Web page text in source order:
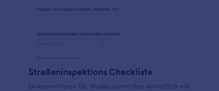
Straßeninspektions Checkliste
Dokumentieren Sie Straßenkontrollen einheitlich mit